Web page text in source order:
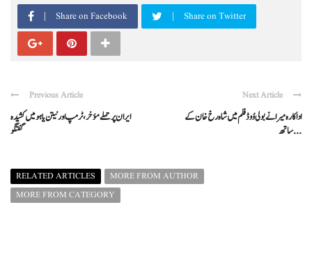
Share on Facebook Share on Twitter
Previous Article
ایران پر حملے مؤخر، ٹرمپ اور نیتن یاہو میں کشیدہ
گفتگو
Next Article
اداکارہ میرا نے بولی وُوڈ فلم میں شاہ رخ خان کے
ساتھ ...
RELATED ARTICLES
MORE FROM AUTHOR
MORE FROM CATEGORY